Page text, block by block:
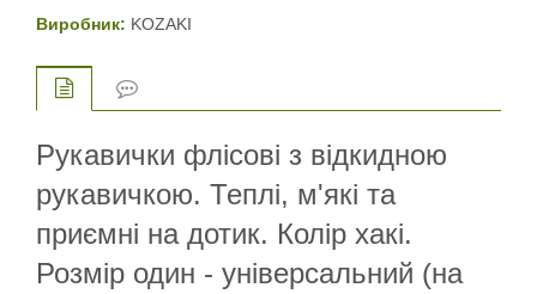
Виробник: KOZAKI
Рукавички флісові з відкидною
рукавичкою. Теплі, м'які та
приємні на дотик. Колір хакі.
Розмір один - універсальний (на